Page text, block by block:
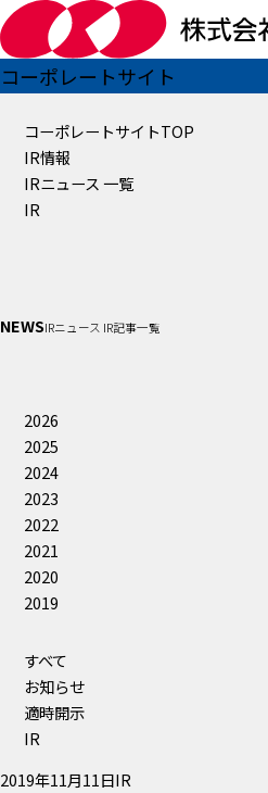
コーポレートサイト
コーポレートサイトTOP
IR情報
IRニュース 一覧
IR
NEWSIRニュース IR記事一覧
2026
2025
2024
2023
2022
2021
2020
2019
すべて
お知らせ
適時開示
IR
2019年11月11日IR